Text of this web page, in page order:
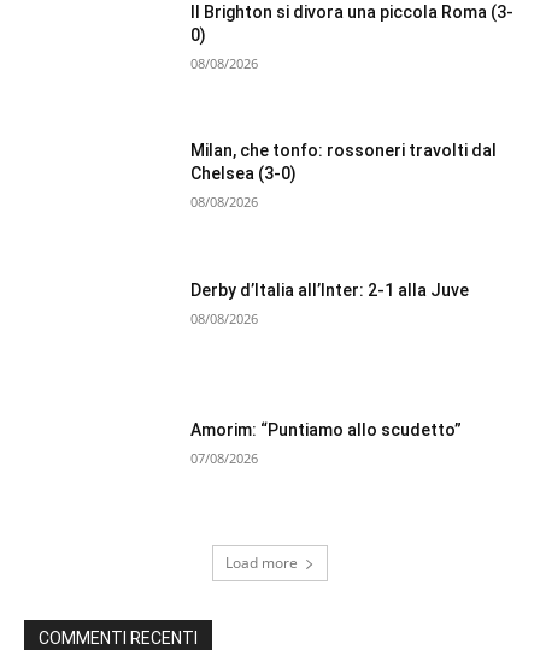
Il Brighton si divora una piccola Roma (3-
0)
08/08/2026
Milan, che tonfo: rossoneri travolti dal
Chelsea (3-0)
08/08/2026
Derby d’Italia all’Inter: 2-1 alla Juve
08/08/2026
Amorim: “Puntiamo allo scudetto”
07/08/2026
Load more
COMMENTI RECENTI